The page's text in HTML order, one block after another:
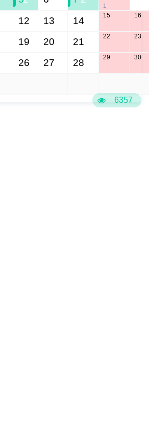
6357
1
12 13 14 15 16
19 20 21 22 23
26 27 28 29 30